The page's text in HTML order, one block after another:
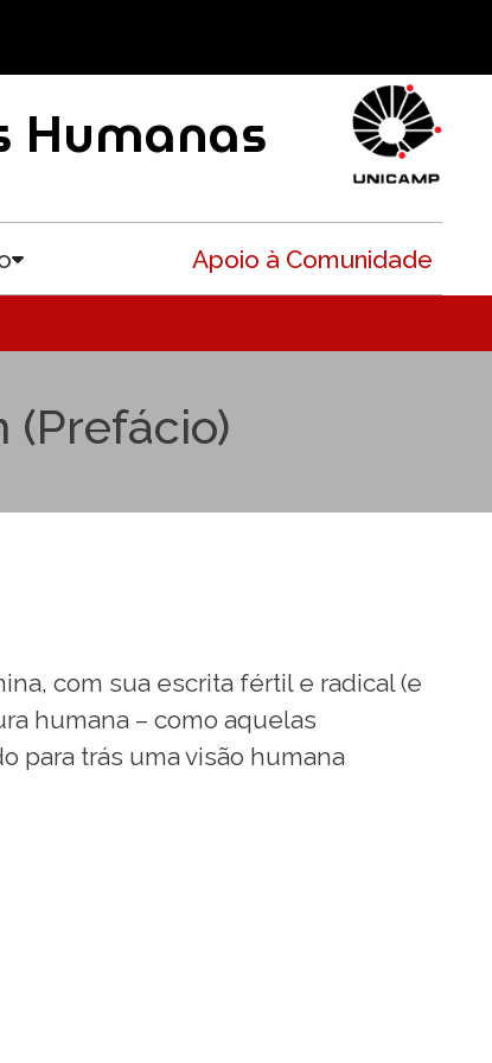
Humanas
Apoio à Comunidade
(Prefácio)
com sua escrita fértil e radical (e
humana – como aquelas
para trás uma visão humana